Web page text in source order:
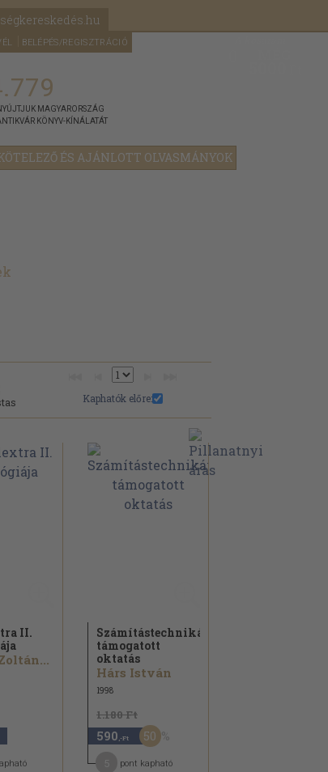
BELÉPÉS/REGISZTRÁCIÓ
ÉS AJÁNLOTT OLVASMÁNYOK
MAGYARORSZÁG
KÖNYV-KÍNÁLATÁT
Kaphatók előre:
II.
Számítástechnikával
támogatott
oktatás
Hárs István
1998
1.180 Ft
590 ,-Ft 50
pont kapható